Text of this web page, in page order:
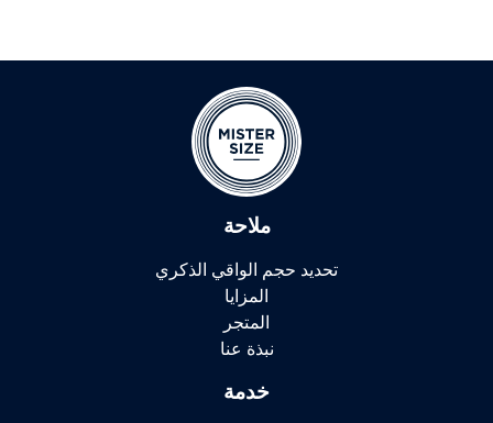
ملاحة
تحديد حجم الواقي الذكري
المزايا
المتجر
نبذة عنا
خدمة